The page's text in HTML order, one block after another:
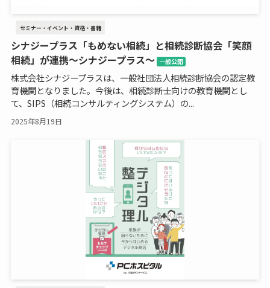
セミナー・イベント・資格・書籍
シナジープラス「もめない相続」と相続診断協会「笑顔
相続」が連携～シナジープラス～ 一般公開
株式会社シナジープラスは、一般社団法人相続診断協会の認定教
育機関となりました。今後は、相続診断士向けの教育機関とし
て、SIPS（相続コンサルティングシステム）の...
2025年8月19日